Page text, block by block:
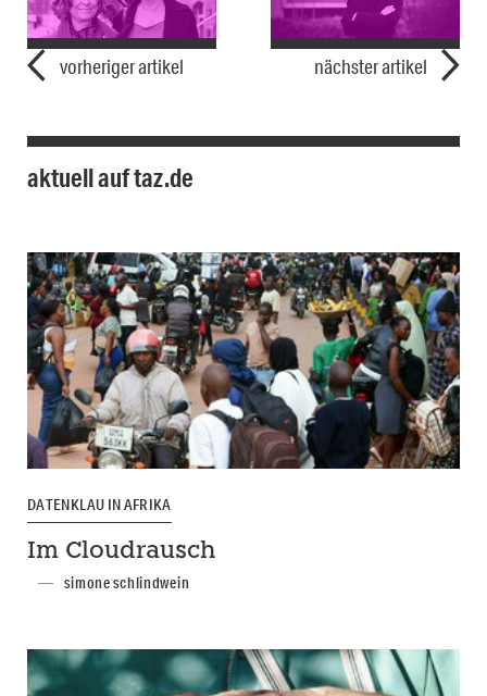
vorheriger artikel nächster artikel
aktuell auf taz.de
DATENKLAU IN AFRIKA
Im Cloudrausch
simone schlindwein